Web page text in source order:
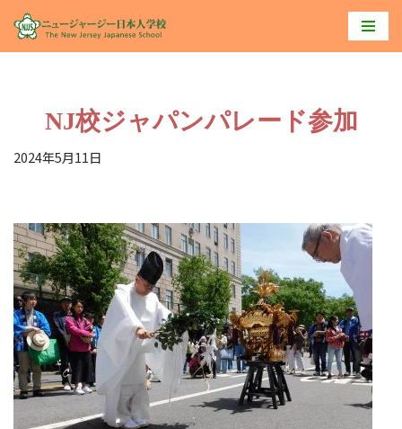
コ
キ
ッ
プ
NJ校ジャパンパレード参加
2024年5月11日